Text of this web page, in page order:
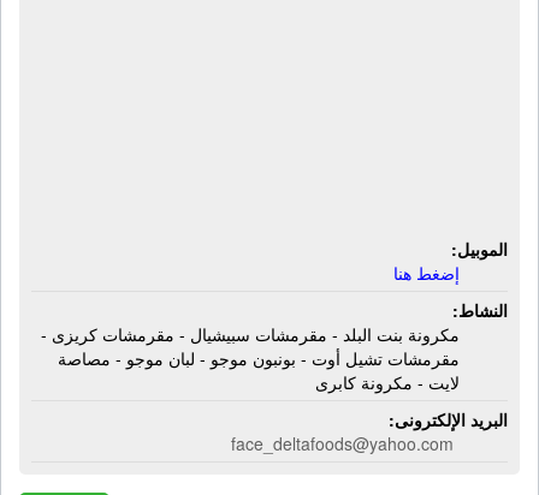
الموبيل:
إضغط هنا
النشاط:
مكرونة بنت البلد - مقرمشات سبيشيال - مقرمشات كريزى -
مقرمشات تشيل أوت - بونبون موجو - لبان موجو - مصاصة
لايت - مكرونة كابرى
البريد الإلكترونى:
face_deltafoods@yahoo.com